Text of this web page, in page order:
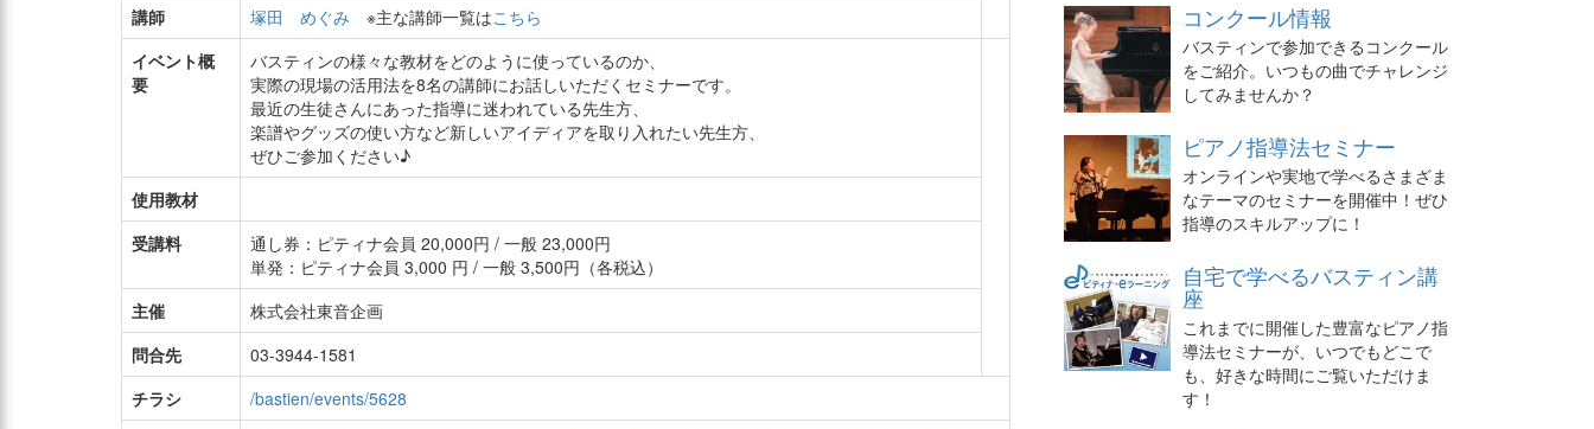
講師
塚田 めぐみ ※主な講師一覧はこちら
イベント概
要
バスティンの様々な教材をどのように使っているのか、
実際の現場の活用法を8名の講師にお話しいただくセミナーです。
最近の生徒さんにあった指導に迷われている先生方、
楽譜やグッズの使い方など新しいアイディアを取り入れたい先生方、
ぜひご参加ください♪
使用教材
受講料
通し券：ピティナ会員 20,000円 / 一般 23,000円
単発：ピティナ会員 3,000 円 / 一般 3,500円（各税込）
主催
株式会社東音企画
問合先
03-3944-1581
チラシ
/bastien/events/5628
コンクール情報
バスティンで参加できるコンクール
をご紹介。いつもの曲でチャレンジ
してみませんか？
ピアノ指導法セミナー
オンラインや実地で学べるさまざま
なテーマのセミナーを開催中！ぜひ
指導のスキルアップに！
自宅で学べるバスティン講
座
これまでに開催した豊富なピアノ指
導法セミナーが、いつでもどこで
も、好きな時間にご覧いただけま
す！